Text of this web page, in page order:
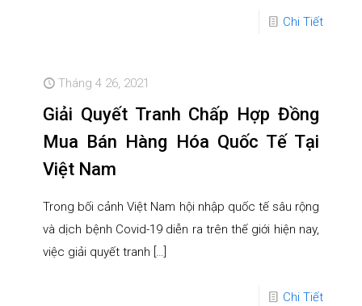
Chi Tiết
Tháng 4 26, 2021
Giải Quyết Tranh Chấp Hợp Đồng
Mua Bán Hàng Hóa Quốc Tế Tại
Việt Nam
Trong bối cảnh Việt Nam hội nhập quốc tế sâu rộng
và dịch bệnh Covid-19 diễn ra trên thế giới hiện nay,
việc giải quyết tranh […]
Chi Tiết